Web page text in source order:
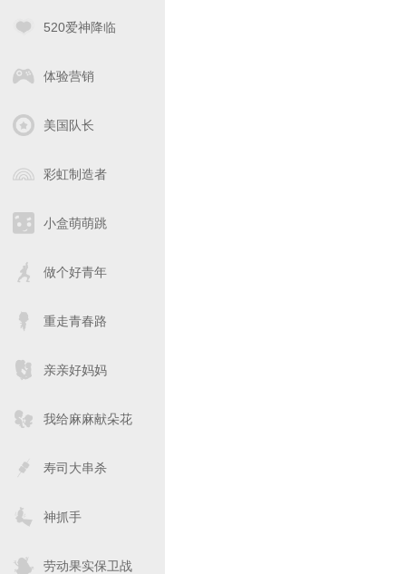
520爱神降临
体验营销
美国队长
彩虹制造者
小盒萌萌跳
做个好青年
重走青春路
亲亲好妈妈
我给麻麻献朵花
寿司大串杀
神抓手
劳动果实保卫战